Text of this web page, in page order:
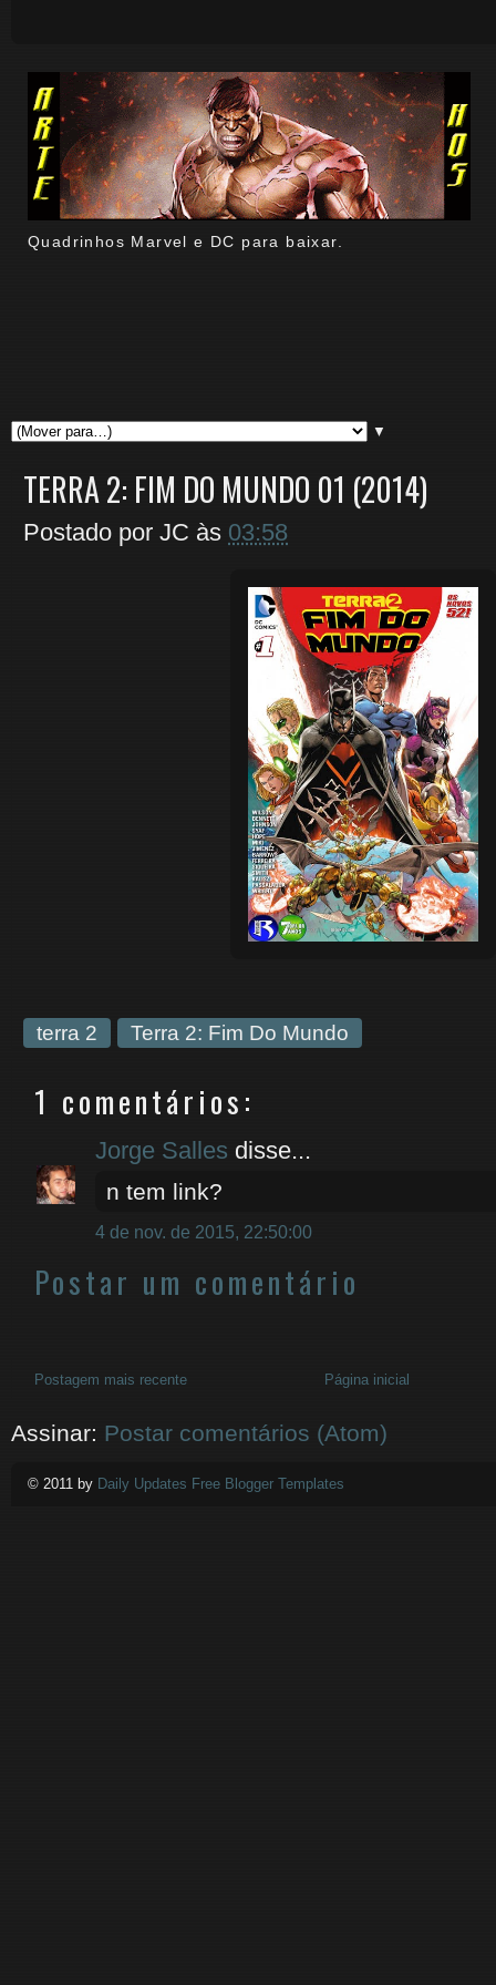
Quadrinhos Marvel e DC para baixar.
▼
TERRA 2: FIM DO MUNDO 01 (2014)
Postado por JC às 03:58
terra 2 Terra 2: Fim Do Mundo
1 comentários:
Jorge Salles disse...
n tem link?
4 de nov. de 2015, 22:50:00
Postar um comentário
Postagem mais recente Página inicial
Assinar: Postar comentários (Atom)
© 2011 by Daily Updates Free Blogger Templates